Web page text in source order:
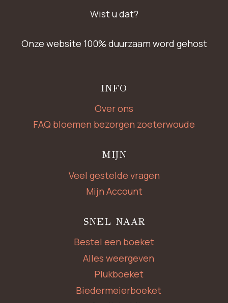
Wist u dat?
Onze website 100% duurzaam word gehost
INFO
Over ons
FAQ bloemen bezorgen zoeterwoude
MIJN
Veel gestelde vragen
Mijn Account
SNEL NAAR
Bestel een boeket
Alles weergeven
Plukboeket
Biedermeierboeket